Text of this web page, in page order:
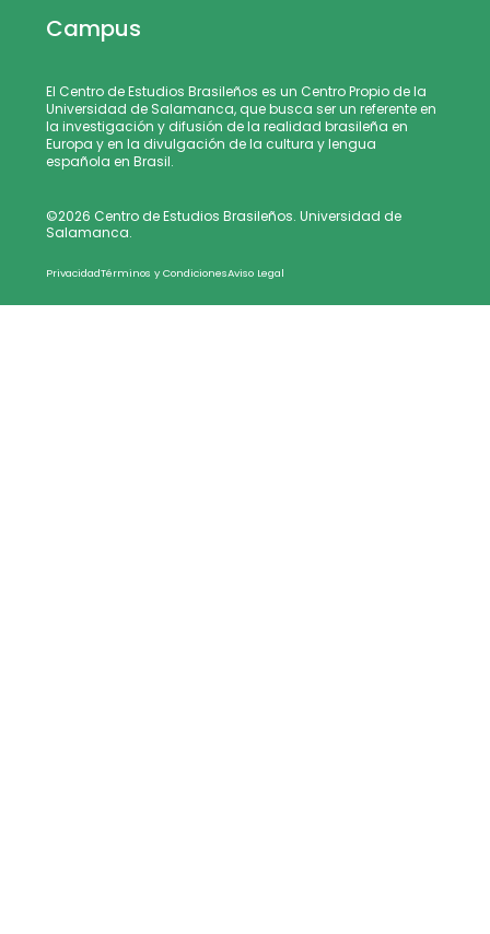
Campus
El Centro de Estudios Brasileños es un Centro Propio de la
Universidad de Salamanca, que busca ser un referente en
la investigación y difusión de la realidad brasileña en
Europa y en la divulgación de la cultura y lengua
española en Brasil.
©2026 Centro de Estudios Brasileños. Universidad de
Salamanca.
PrivacidadTérminos y CondicionesAviso Legal